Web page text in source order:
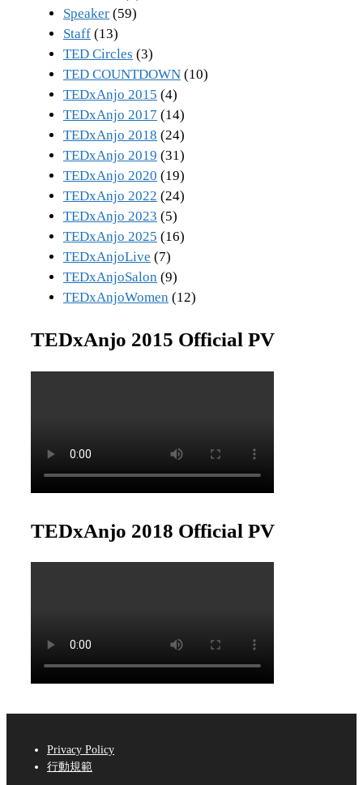
Speaker (59)
Staff (13)
TED Circles (3)
TED COUNTDOWN (10)
TEDxAnjo 2015 (4)
TEDxAnjo 2017 (14)
TEDxAnjo 2018 (24)
TEDxAnjo 2019 (31)
TEDxAnjo 2020 (19)
TEDxAnjo 2022 (24)
TEDxAnjo 2023 (5)
TEDxAnjo 2025 (16)
TEDxAnjoLive (7)
TEDxAnjoSalon (9)
TEDxAnjoWomen (12)
TEDxAnjo 2015 Official PV
TEDxAnjo 2018 Official PV
Privacy Policy
行動規範